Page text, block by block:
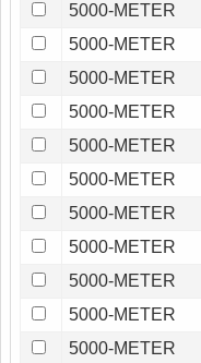
5000-METER
5000-METER
5000-METER
5000-METER
5000-METER
5000-METER
5000-METER
5000-METER
5000-METER
5000-METER
5000-METER